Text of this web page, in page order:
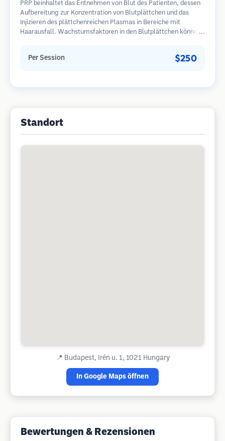
PRP beinhaltet das Entnehmen von Blut des Patienten, dessen
Aufbereitung zur Konzentration von Blutplättchen und das
Injizieren des plättchenreichen Plasmas in Bereiche mit
Haarausfall. Wachstumsfaktoren in den Blutplättchen können
mehrere Sitzungen erforderlich.
Per Session $250
Standort
📍 Budapest, Irén u. 1, 1021 Hungary
In Google Maps öffnen
Bewertungen & Rezensionen